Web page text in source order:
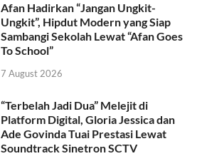
Afan Hadirkan “Jangan Ungkit-
Ungkit”, Hipdut Modern yang Siap
Sambangi Sekolah Lewat “Afan Goes
To School”
7 August 2026
“Terbelah Jadi Dua” Melejit di
Platform Digital, Gloria Jessica dan
Ade Govinda Tuai Prestasi Lewat
Soundtrack Sinetron SCTV